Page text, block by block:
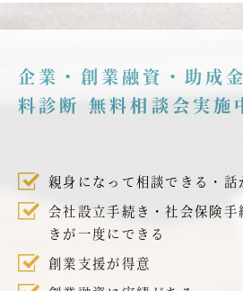
企業・創業融資・助成
料診断 無料相談会実施
親身になって相談できる・話
会社設立手続き・社会保険
きが一度にできる
創業支援が得意